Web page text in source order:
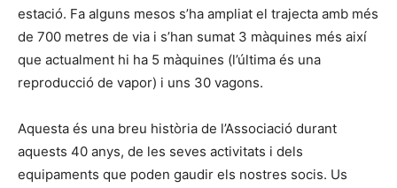
estació. Fa alguns mesos s’ha ampliat el trajecta amb més
de 700 metres de via i s’han sumat 3 màquines més així
que actualment hi ha 5 màquines (l’última és una
reproducció de vapor) i uns 30 vagons.
Aquesta és una breu història de l’Associació durant
aquests 40 anys, de les seves activitats i dels
equipaments que poden gaudir els nostres socis. Us